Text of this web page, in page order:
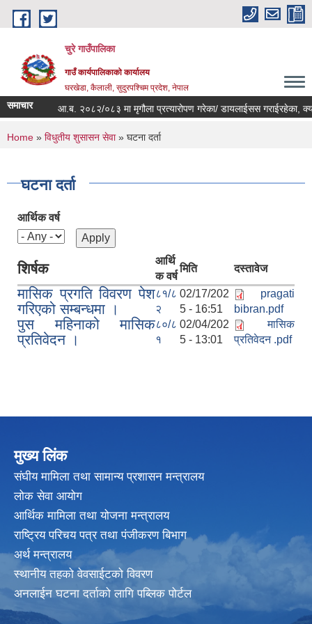
Skip to main content
चुरे गाउँपालिका
गाउँ कार्यपालिकाको कार्यालय
घरखेडा, कैलाली, सुदुरपश्चिम प्रदेश, नेपाल
समाचार आ.ब. २०८२/०८३ मा मृगौला प्रत्यारोपण गरेका/ डायलाईसस गराईरहेका,
You are here
Home » विधुतीय शुसासन सेवा» घटना दर्ता
घटना दर्ता
आर्थिक वर्ष
शिर्षक
आर्थि
क वर्ष
मिति दस्तावेज
मासिक प्रगति विवरण पेश
गरिएको सम्बन्धमा ।
८१/८
२
02/17/202
5 - 16:51
pragati
bibran.pdf
पुस महिनाको मासिक
प्रतिवेदन ।
८०/८
१
02/04/202
5 - 13:01
मासिक
प्रतिवेदन .pdf
मुख्य लिंक
संघीय मामिला तथा सामान्य प्रशासन मन्त्रालय
लोक सेवा आयोग
आर्थिक मामिला तथा योजना मन्त्रालय
राष्ट्रिय परिचय पत्र तथा पंजीकरण बिभाग
अर्थ मन्त्रालय
स्थानीय तहको वेवसाईटको विवरण
अनलाईन घटना दर्ताको लागि पब्लिक पोर्टल